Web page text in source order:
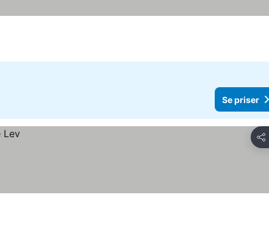
Se priser
Dela